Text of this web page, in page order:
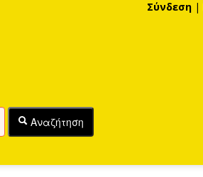
Σύνδεση |
Αναζήτηση